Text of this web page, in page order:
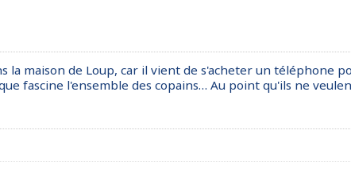
la maison de Loup, car il vient de s'acheter un téléphone
fascine l'ensemble des copains… Au point qu'ils ne